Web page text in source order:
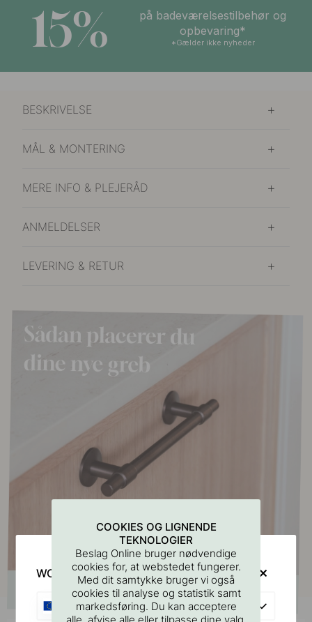
15%
på badeværelsestilbehør og
opbevaring*
*Gælder ikke nyheder
BESKRIVELSE
MÅL & MONTERING
MERE INFO & PLEJERÅD
ANMELDELSER
LEVERING & RETUR
COOKIES OG LIGNENDE
TEKNOLOGIER
Beslag Online bruger nødvendige
cookies for, at webstedet fungerer.
Med dit samtykke bruger vi også
cookies til analyse og statistik samt
markedsføring. Du kan acceptere
alle, afvise alle eller tilpasse dine valg.
WOULD YOU RATHER VISIT?
EU